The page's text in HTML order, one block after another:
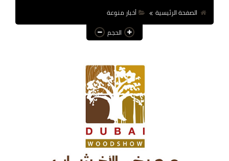
فن وثقافة
أخبار عربية
أخبار النجوم
أخبار العالم
الصفحة الرئيسية
أخبار منوعة
الحجم